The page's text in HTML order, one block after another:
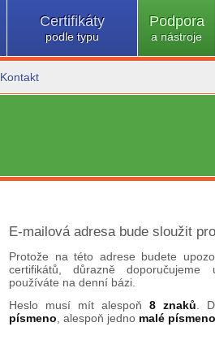
Certifikáty
podle typu
Podpora
a nástroje
Kontakt
E-mailová adresa bude sloužit
Protože na této adrese budete
certifikátů, důrazně
používáte na denní bázi.
Heslo musí mít alespoň 8 znaků .
písmeno , alespoň jedno malé písmeno